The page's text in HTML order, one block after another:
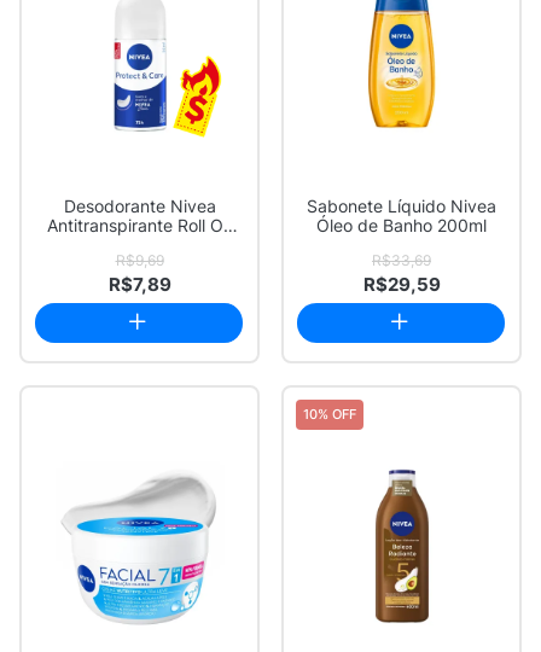
Desodorante Nivea
Antitranspirante Roll On
R$9,69
R$7,89
Sabonete Líquido Nivea
Óleo de Banho 200ml
R$33,69
R$29,59
10% OFF